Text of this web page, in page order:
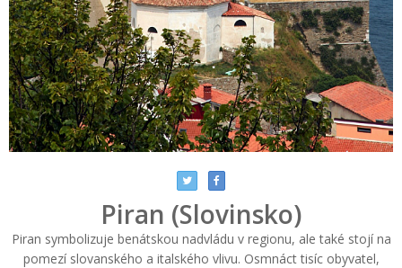
Piran (Slovinsko)
Piran symbolizuje benátskou nadvládu v regionu, ale také stojí na
pomezí slovanského a italského vlivu. Osmnáct tisíc obyvatel,